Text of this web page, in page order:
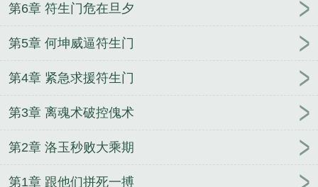
手！本宫要飞升！
安逸大神豪
某提线木偶的流浪传
美瑾
网游之九州天途
第6章 符生门危在旦夕
第5章 何坤威逼符生门
第4章 紧急求援符生门
第3章 离魂术破控傀术
第2章 洛玉秒败大乘期
第1章 跟他们拼死一搏